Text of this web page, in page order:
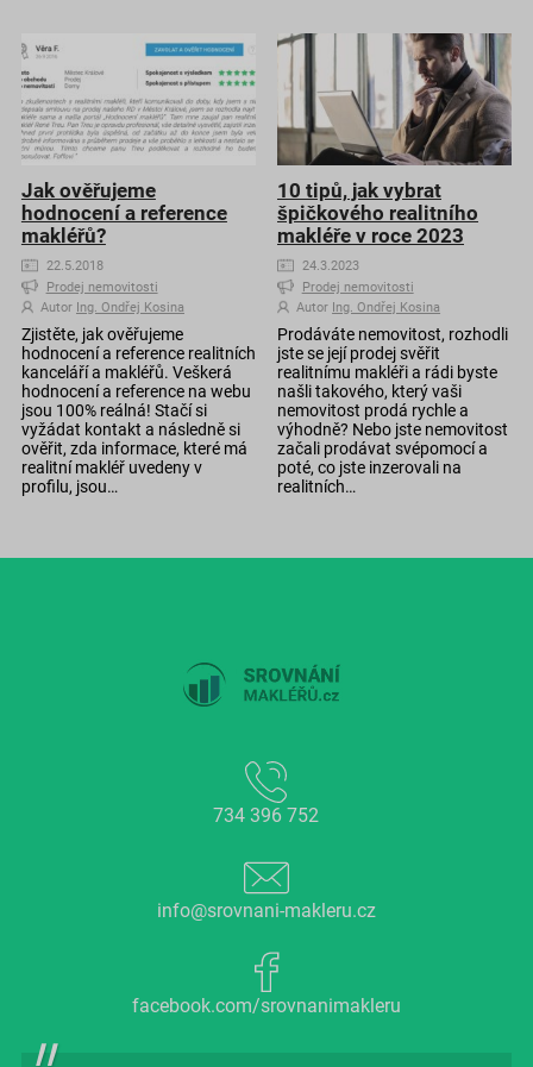
Jak ověřujeme
hodnocení a reference
makléřů?
22.5.2018
Prodej nemovitosti
Autor Ing. Ondřej Kosina
Zjistěte, jak ověřujeme
hodnocení a reference realitních
kanceláří a makléřů. Veškerá
hodnocení a reference na webu
jsou 100% reálná! Stačí si
vyžádat kontakt a následně si
ověřit, zda informace, které má
realitní makléř uvedeny v
profilu, jsou…
10 tipů, jak vybrat
špičkového realitního
makléře v roce 2023
24.3.2023
Prodej nemovitosti
Autor Ing. Ondřej Kosina
Prodáváte nemovitost, rozhodli
jste se její prodej svěřit
realitnímu makléři a rádi byste
našli takového, který vaši
nemovitost prodá rychle a
výhodně? Nebo jste nemovitost
začali prodávat svépomocí a
poté, co jste inzerovali na
realitních…
734 396 752
info@srovnani-makleru.cz
facebook.com/srovnanimakleru